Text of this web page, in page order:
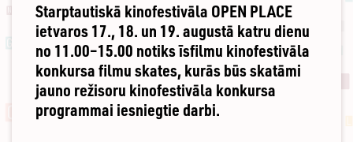
Starptautiskā kinofestivāla OPEN PLACE
ietvaros 17., 18. un 19. augustā katru dienu
no 11.00–15.00 notiks īsfilmu kinofestivāla
konkursa filmu skates, kurās būs skatāmi
jauno režisoru kinofestivāla konkursa
programmai iesniegtie darbi.